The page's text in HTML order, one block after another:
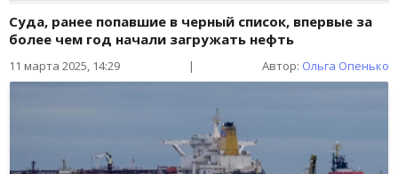
Суда, ранее попавшие в черный список, впервые за
более чем год начали загружать нефть
11 марта 2025, 14:29 | Автор: Ольга Опенько